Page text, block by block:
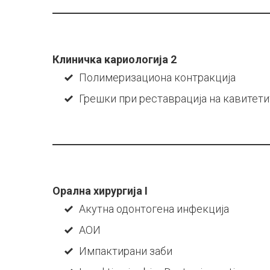
Клиничка кариологија 2
Полимеризациона контракција
Грешки при рeставрација на
Орална хирургија I
Акутна одонтогена инфекција
АОИ
Импактирани заби